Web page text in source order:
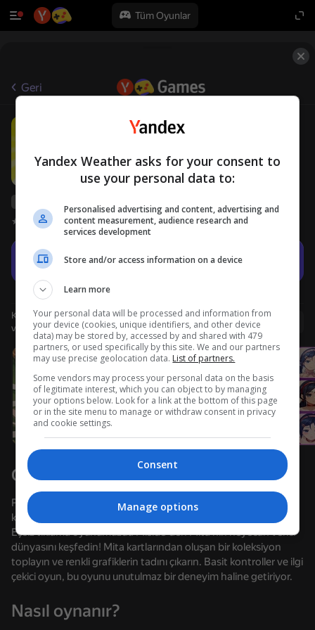
Tüm Oyunlar
Favori Kızlarınla Mesajlaşma 2
Geri
Pretty Myside 18+
Gündelik
3,8 Oyuncu değerlendirmeleri
Oyna
Kullanıcı adı ile giriş yapmanız, oyunda ulaştığınız düzeyi
ve tüm başarılarınızı kaydetmenizi sağlar
Giriş yap
Oyun hakkında
Pretty Myside - güzel Miside kıza tıklayın ve yeni görünümlerin
kilidini açın!
Eşsiz tıklama oyunumuzda Miside'den Mita'nın heyecan verici
dünyasını keşfedin! Mita kartlarından oluşan bir koleksiyon
toplayın ve renkli grafiklerin tadını çıkarın. Basit kontroller ve ilgi
çekici oyun, bu oyunu unutulmaz bir deneyim haline getiriyor.
Nasıl oynanır?
Yandex Weather asks for your consent to
use your personal data to:
Personalised advertising and content, advertising and
content measurement, audience research and
services development
Store and/or access information on a device
Learn more
Your personal data will be processed and information from
your device (cookies, unique identifiers, and other device
data) may be stored by, accessed by and shared with 479
partners, or used specifically by this site. We and our partners
may use precise geolocation data. List of partners.
Some vendors may process your personal data on the basis
of legitimate interest, which you can object to by managing
your options below. Look for a link at the bottom of this page
or in the site menu to manage or withdraw consent in privacy
and cookie settings.
Consent
Manage options